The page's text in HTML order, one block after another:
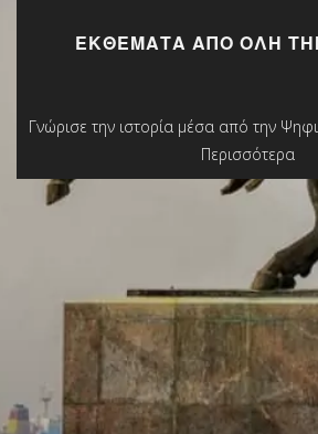
ΕΚΘΈΜΑΤΑ ΑΠΌ ΌΛΗ
Γνώρισε την ιστορία μέσα από την
Περισσότερα